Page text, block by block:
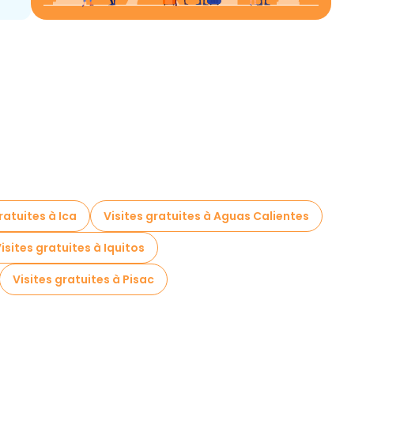
à Ica
Visites gratuites à Aguas Calientes
gratuites à Iquitos
Visites gratuites à Pisac